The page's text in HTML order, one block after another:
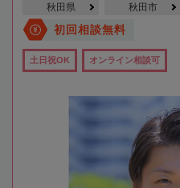
秋田県 秋田市
初回相談無料
土日祝OK オンライン相談可